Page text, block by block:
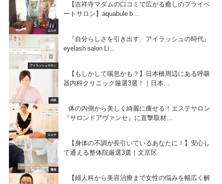
エステ
【吉祥寺マダムの口コミで広がる癒しのプライベ
ートサロン】aquabule b…
アイラッシュサロン
『自分らしさを引き出す、アイラッシュの時代』
eyelash salon Li…
内科
【もしかして喘息かも？】日本橋周辺にある呼吸
器内科クリニック厳選3選！｜日本…
エステ
体の内側から美しく綺麗に痩せる！エステサロン
『サロンドアヴァンセ』に直撃取材…
整体
【身体の不調が長引いているあなたに！】安心し
て通える整体院厳選3選｜文京区
【婦人科から美容治療まで女性の悩みを幅広く解